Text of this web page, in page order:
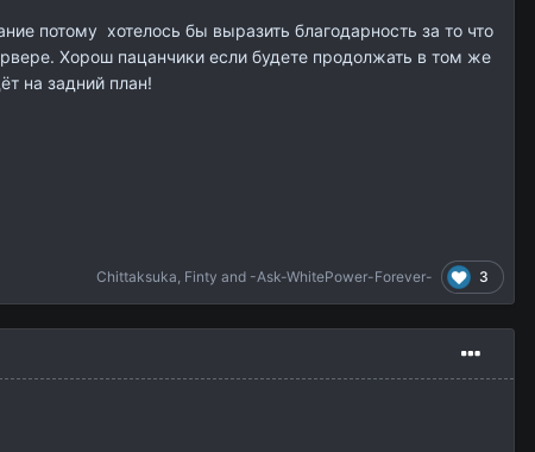
потому хотелось бы выразить благодарность за то что
Хорош пацанчики если будете продолжать в том же
на задний план!
Chittaksuka, Finty and -Ask-WhitePower-Forever- 3